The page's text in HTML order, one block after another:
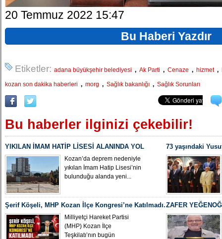
20 Temmuz 2022 15:47
Bu Haberi Yazdır
Etiketler: adana büyükşehir belediyesi , Ak Parti , Cenaze , hizmet,
kozan son dakika haberleri , morg , Sağlık bakanlığı , Sağlık Sorunları
Bu haberler ilginizi çekebilir!
YIKILAN İMAM HATİP LİSESİ ALANINDA YOL
ÇALIŞMASI BAŞLADIKozan’da deprem nedeniyle
yıkılan İmam Hatip Lisesi’nin
bulunduğu alanda yeni...
73 yaşındaki
Yeniden MHP
Şerif Köşeli, MHP Kozan İlçe Kongresi’ne Katılmadı.
Milliyetçi Hareket Partisi
(MHP) Kozan İlçe
Teşkilatı’nın bugün
ZAFER
İLÇE BAŞKANI